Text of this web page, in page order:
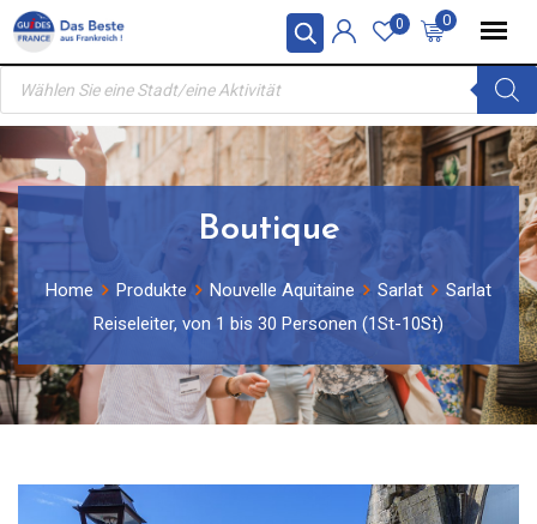
Skip
content
0
0
Products
search
Boutique
Home Produkte Nouvelle Aquitaine Sarlat
Sarlat
Reiseleiter, von 1 bis 30 Personen (1St-10St)